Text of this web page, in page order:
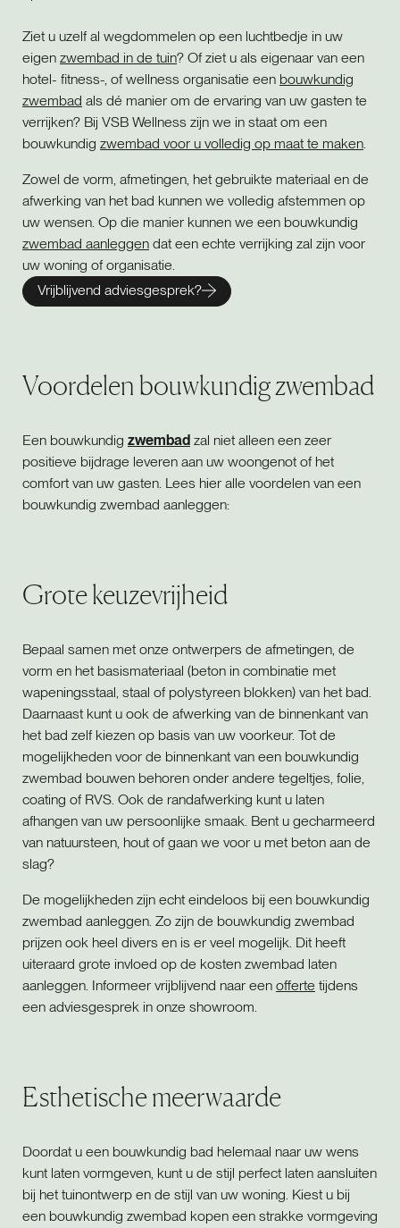
Ziet u uzelf al wegdommelen op een luchtbedje in uw
eigen zwembad in de tuin? Of ziet u als eigenaar van een
hotel- fitness-, of wellness organisatie een bouwkundig
zwembad als dé manier om de ervaring van uw gasten te
verrijken? Bij VSB Wellness zijn we in staat om een
bouwkundig zwembad voor u volledig op maat te maken.
Zowel de vorm, afmetingen, het gebruikte materiaal en de
afwerking van het bad kunnen we volledig afstemmen op
uw wensen. Op die manier kunnen we een bouwkundig
zwembad aanleggen dat een echte verrijking zal zijn voor
uw woning of organisatie.
Vrijblijvend adviesgesprek?
Voordelen bouwkundig zwembad
Een bouwkundig zwembad zal niet alleen een zeer
positieve bijdrage leveren aan uw woongenot of het
comfort van uw gasten. Lees hier alle voordelen van een
bouwkundig zwembad aanleggen:
Grote keuzevrijheid
Bepaal samen met onze ontwerpers de afmetingen, de
vorm en het basismateriaal (beton in combinatie met
wapeningsstaal, staal of polystyreen blokken) van het bad.
Daarnaast kunt u ook de afwerking van de binnenkant van
het bad zelf kiezen op basis van uw voorkeur. Tot de
mogelijkheden voor de binnenkant van een bouwkundig
zwembad bouwen behoren onder andere tegeltjes, folie,
coating of RVS. Ook de randafwerking kunt u laten
afhangen van uw persoonlijke smaak. Bent u gecharmeerd
van natuursteen, hout of gaan we voor u met beton aan de
slag?
De mogelijkheden zijn echt eindeloos bij een bouwkundig
zwembad aanleggen. Zo zijn de bouwkundig zwembad
prijzen ook heel divers en is er veel mogelijk. Dit heeft
uiteraard grote invloed op de kosten zwembad laten
aanleggen. Informeer vrijblijvend naar een offerte tijdens
een adviesgesprek in onze showroom.
Esthetische meerwaarde
Doordat u een bouwkundig bad helemaal naar uw wens
kunt laten vormgeven, kunt u de stijl perfect laten aansluiten
bij het tuinontwerp en de stijl van uw woning. Kiest u bij
een bouwkundig zwembad kopen een strakke vormgeving